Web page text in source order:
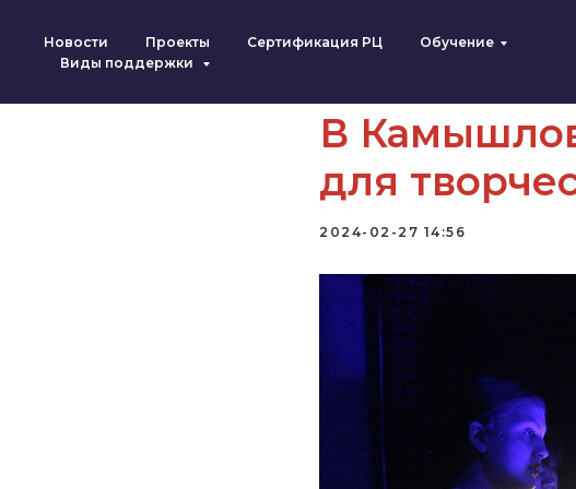
Новости Проекты Сертификация РЦ
Обучение
Виды поддержки
В
для
2024-02-27 14:56